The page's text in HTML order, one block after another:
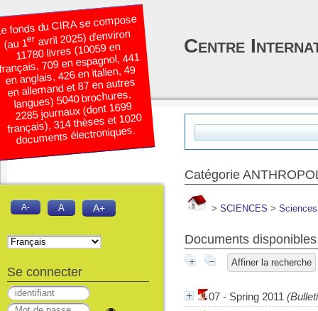
Catégorie
> SCIENCES >
Documents
Affiner la recherche
07 - Spring 2011
fonds du CIRA se compose
(au 1eravril 2025) d’environ
11780 livres (10059 en
709 en espagnol, 441
en anglais, 426 en italien, 49
en allemand et 87 en autres
langues) 5040 brochures,
2285 journaux (dont 1699
français), 314 thèses et 1020
documents électroniques.
Centre
A- A A+
Se connecter